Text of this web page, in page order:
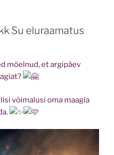
Su eluraamatus
mõelnud, et argipäev
võimalusi oma maagia